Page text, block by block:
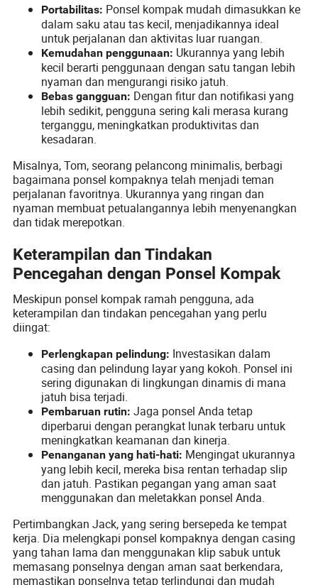
Portabilitas: Ponsel kompak mudah dimasukkan ke
dalam saku atau tas kecil, menjadikannya ideal
untuk perjalanan dan aktivitas luar ruangan.
Kemudahan penggunaan: Ukurannya yang lebih
kecil berarti penggunaan dengan satu tangan lebih
nyaman dan mengurangi risiko jatuh.
Bebas gangguan: Dengan fitur dan notifikasi yang
lebih sedikit, pengguna sering kali merasa kurang
terganggu, meningkatkan produktivitas dan
kesadaran.
Misalnya, Tom, seorang pelancong minimalis, berbagi
bagaimana ponsel kompaknya telah menjadi teman
perjalanan favoritnya. Ukurannya yang ringan dan
nyaman membuat petualangannya lebih menyenangkan
dan tidak merepotkan.
Keterampilan dan Tindakan
Pencegahan dengan Ponsel Kompak
Meskipun ponsel kompak ramah pengguna, ada
keterampilan dan tindakan pencegahan yang perlu
diingat:
Perlengkapan pelindung: Investasikan dalam
casing dan pelindung layar yang kokoh. Ponsel ini
sering digunakan di lingkungan dinamis di mana
jatuh bisa terjadi.
Pembaruan rutin: Jaga ponsel Anda tetap
diperbarui dengan perangkat lunak terbaru untuk
meningkatkan keamanan dan kinerja.
Penanganan yang hati-hati: Mengingat ukurannya
yang lebih kecil, mereka bisa rentan terhadap slip
dan jatuh. Pastikan pegangan yang aman saat
menggunakan dan meletakkan ponsel Anda.
Pertimbangkan Jack, yang sering bersepeda ke tempat
kerja. Dia melengkapi ponsel kompaknya dengan casing
yang tahan lama dan menggunakan klip sabuk untuk
memasang ponselnya dengan aman saat berkendara,
memastikan ponselnya tetap terlindungi dan mudah